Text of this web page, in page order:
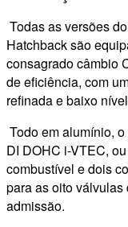
Todas as versões
Hatchback são
consagrado câmbio
de eficiência, com
refinada e baixo
Todo em alumínio,
DI DOHC i-VTEC,
combustível e dois
para as oito
admissão.